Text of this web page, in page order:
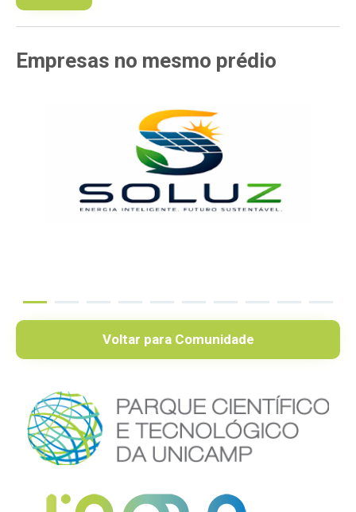
Empresas no mesmo prédio
Voltar para Comunidade